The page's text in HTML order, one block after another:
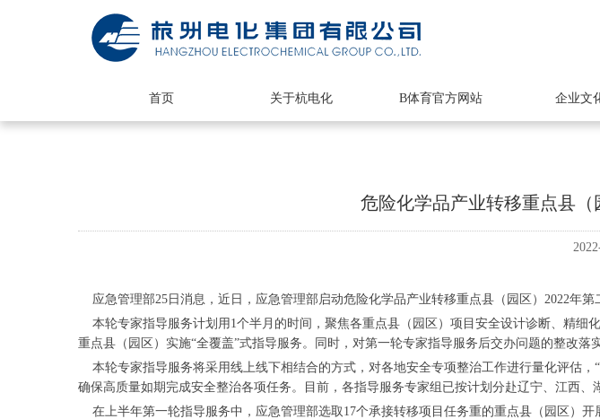
首页 关于杭电化 B体育官方网站 企业文
危险化学品产业转移重点县
应急管理部25日消息，近日，应急管理部启动危险化学品产业转移重点县（园区）2022年
本轮专家指导服务计划用1个半月的时间，聚焦各重点县（园区）项目安全设计诊断、精细
重点县（园区）实施“全覆盖”式指导服务。同时，对第一轮专家指导服务后交办问题的整改落
本轮专家指导服务将采用线上线下相结合的方式，对各地安全专项整治工作进行量化评估，
确保高质量如期完成安全整治各项任务。目前，各指导服务专家组已按计划分赴辽宁、江西、
在上半年第一轮指导服务中，应急管理部选取17个承接转移项目任务重的重点县（园区）开